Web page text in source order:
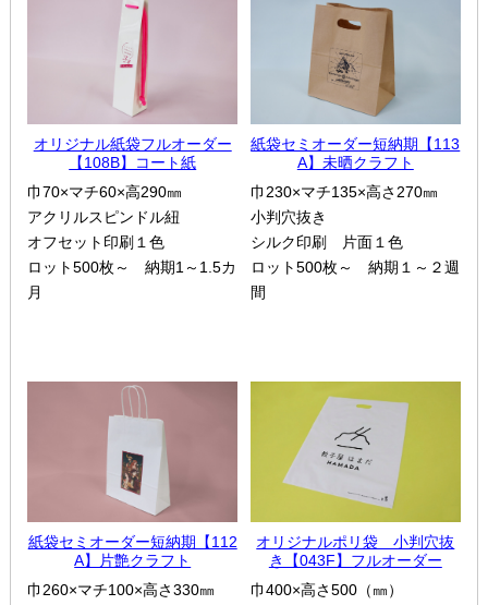
オリジナル紙袋フルオーダー
【108B】コート紙
巾70×マチ60×高290㎜
アクリルスピンドル紐
オフセット印刷１色
ロット500枚～ 納期1～1.5カ
月
紙袋セミオーダー短納期【113
A】未晒クラフト
巾230×マチ135×高さ270㎜
小判穴抜き
シルク印刷 片面１色
ロット500枚～ 納期１～２週
間
紙袋セミオーダー短納期【112
A】片艶クラフト
巾260×マチ100×高さ330㎜
オリジナルポリ袋 小判穴抜
き【043F】フルオーダー
巾400×高さ500（㎜）